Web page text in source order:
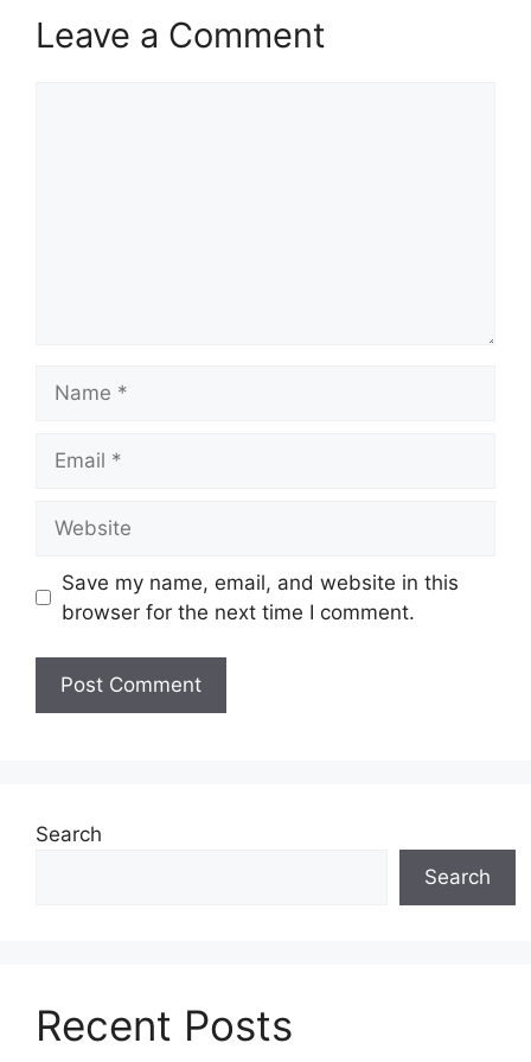
Leave a Comment
Save my name, email, and website in this
browser for the next time I comment.
Search
Search
Recent Posts